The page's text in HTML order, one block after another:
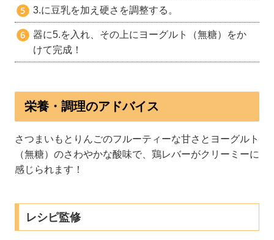
3.に豆乳を加え硬さを調整する。
器に5.を入れ、その上にヨーグルト（無糖）をか
けて完成！
栄養・調理のアドバイス
さつまいもとりんごのフルーティーな甘さとヨーグルト
（無糖）のさわやかな酸味で、鶏レバーがクリーミーに
感じられます！
レシピ監修